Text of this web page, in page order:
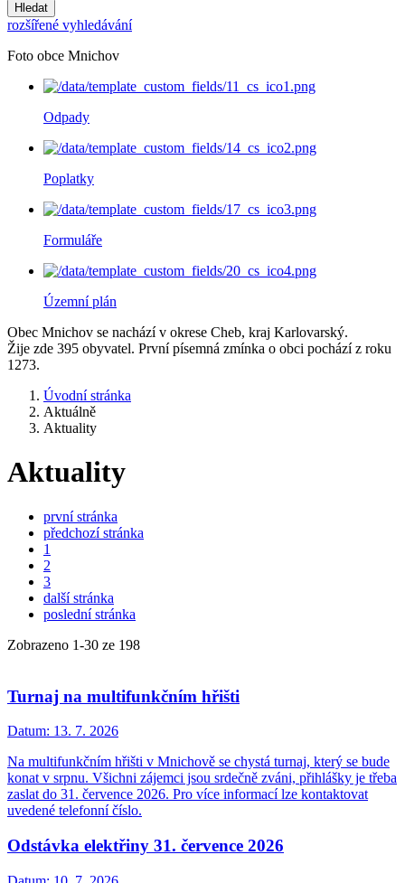
Hledat
rozšířené vyhledávání
Foto obce Mnichov
Odpady
Poplatky
Formuláře
Územní plán
Obec Mnichov se nachází v okrese Cheb, kraj Karlovarský.
Žije zde 395 obyvatel. První písemná zmínka o obci pochází z roku
1273.
Úvodní stránka
Aktuálně
Aktuality
Aktuality
první stránka
předchozí stránka
1
2
3
další stránka
poslední stránka
Zobrazeno 1-30 ze 198
Turnaj na multifunkčním hřišti
Datum: 13. 7. 2026
Na multifunkčním hřišti v Mnichově se chystá turnaj, který se bude
konat v srpnu. Všichni zájemci jsou srdečně zváni, přihlášky je třeba
zaslat do 31. července 2026. Pro více informací lze kontaktovat
uvedené telefonní číslo.
Odstávka elektřiny 31. července 2026